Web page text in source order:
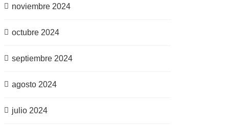
noviembre 2024
octubre 2024
septiembre 2024
agosto 2024
julio 2024